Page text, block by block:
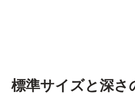
標準サイズと深さ